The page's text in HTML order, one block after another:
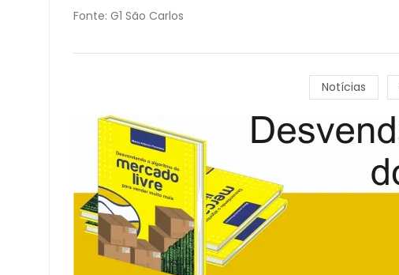
Fonte: G1 São Carlos
Notícias